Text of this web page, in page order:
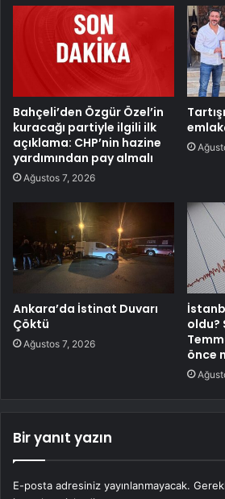
Bahçeli’den Özgür Özel’in
kuracağı partiyle ilgili ilk
açıklama: CHP’nin hazine
yardımından pay almalı
Ağustos 7, 2026
Ankara’da İstinat Duvarı
Çöktü
Ağustos 7, 2026
oldu?
önce
Bir yanıt yazın
E-posta adresiniz yayınlanmayacak.